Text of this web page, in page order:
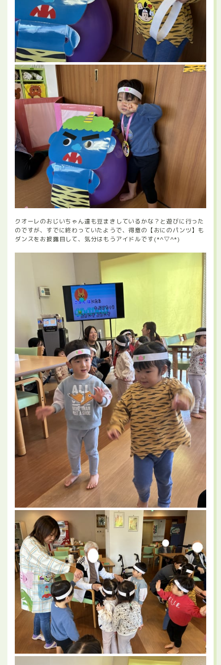
クオーレのおじいちゃん達も豆まきしているかな？と遊びに行った
のですが、すでに終わっていたようで、得意の【おにのパンツ】も
ダンスをお披露目して、気分はもうアイドルです(*^▽^*)